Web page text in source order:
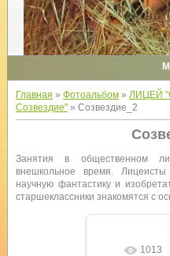
Главная » Фотоальбом» ЛИЦЕЙ
Созвездие"» Созвездие_2
Занятия в общественном
внешкольное время. Лицеисты
научную фантастику и
старшеклассники знакомятся с
1013